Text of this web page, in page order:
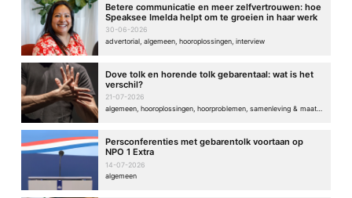
Betere communicatie en meer zelfvertrouwen: hoe
Speaksee Imelda helpt om te groeien in haar werk
30-06-2026
advertorial, algemeen, hooroplossingen, interview
Dove tolk en horende tolk gebarentaal: wat is het
verschil?
21-07-2026
Persconferenties met gebarentolk voortaan op
NPO 1 Extra
14-07-2026
algemeen